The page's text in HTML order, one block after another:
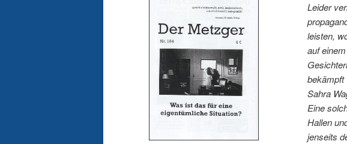
Leider
leisten,
auf
bekämpft
Sahra
Eine
Hallen
jenseits